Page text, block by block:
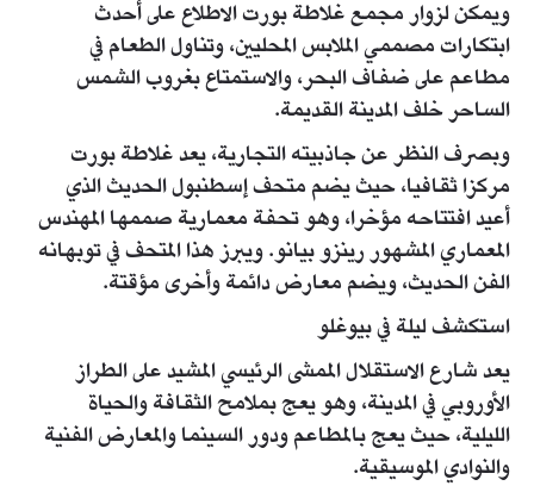
ويمكن لزوار مجمع غلاطة بورت الاطلاع على أحدث
ابتكارات مصممي الملابس المحليين، وتناول الطعام في
مطاعم على ضفاف البحر، والاستمتاع بغروب الشمس
الساحر خلف المدينة القديمة.
وبصرف النظر عن جاذبيته التجارية، يعد غلاطة بورت
مركزا ثقافيا، حيث يضم متحف إسطنبول الحديث الذي
أعيد افتتاحه مؤخرا، وهو تحفة معمارية صممها المهندس
المعماري المشهور رينزو بيانو. ويبرز هذا المتحف في توبهانه
الفن الحديث، ويضم معارض دائمة وأخرى مؤقتة.
استكشف ليلة في بيوغلو
يعد شارع الاستقلال الممشى الرئيسي المشيد على الطراز
الأوروبي في المدينة، وهو يعج بملامح الثقافة والحياة
الليلية، حيث يعج بالمطاعم ودور السينما والمعارض الفنية
والنوادي الموسيقية.